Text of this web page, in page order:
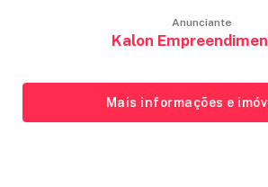
Anunciante
Kalon
Mais informações e